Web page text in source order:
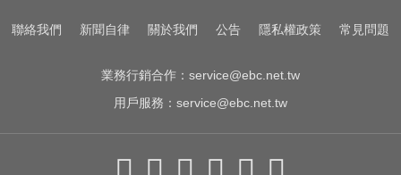
一變天膝蓋就發癢？李祖寧自曝半
聯絡我們 新聞自律 關於我們 公告 隱私權政策 常見問題
業務行銷合作： service@ebc.net.tw
用戶服務： service@ebc.net.tw